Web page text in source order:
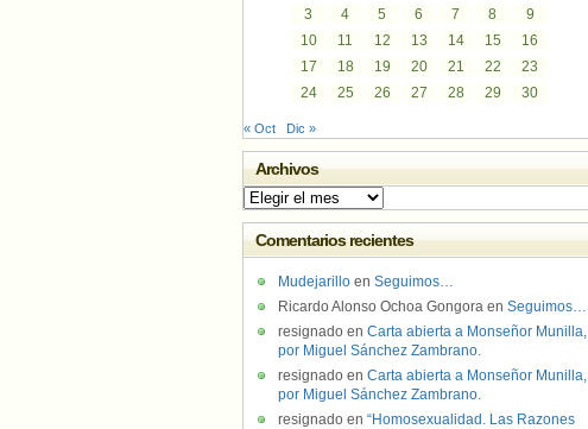
3
4 5 6 7 8
9
10
11 12 13 14 15
16
17
18 19 20 21 22
23
24
25 26 27 28 29 30
« Oct Dic »
Archivos
Archivos
Comentarios recientes
Mudejarillo en Seguimos…
Ricardo Alonso Ochoa Gongora en Seguimos…
resignado en Carta abierta a Monseñor Munilla,
por Miguel Sánchez Zambrano.
resignado en Carta abierta a Monseñor Munilla,
por Miguel Sánchez Zambrano.
resignado en “Homosexualidad. Las Razones